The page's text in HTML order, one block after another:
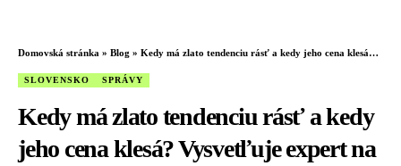
Domovská stránka » Blog » Kedy má zlato tendenciu rásť a kedy jeho cena klesá? Vysvetľuje expert na drahé kovy
SLOVENSKO SPRÁVY
Kedy má zlato tendenciu rásť a kedy
jeho cena klesá? Vysvetľuje expert na